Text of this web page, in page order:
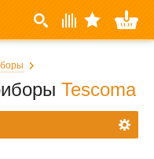
Tescoma